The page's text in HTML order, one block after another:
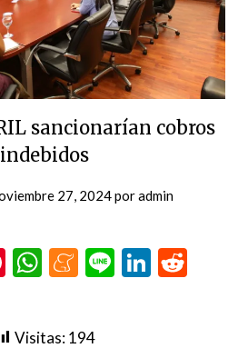
sancionarían cobros
indebidos
27, 2024poradmin
Pinterest
WhatsApp
Meneame
Line
Visitas:194